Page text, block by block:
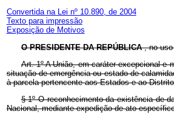
Convertida na Lei nº 10.890, de 2004
Texto para impressão
Exposição de Motivos
O PRESIDENTE DA REPÚBLICA, no
Art. 1º A União, em caráter excepcional e
situação de emergência ou estado de
à parcela pertencente aos Estados e ao
§ 1º O reconhecimento da existência de
Nacional, mediante expedição de ato